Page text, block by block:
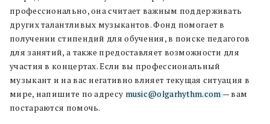
профессионально, она считает важным поддерживать
других талантливых музыкантов. Фонд помогает в
получении стипендий для обучения, в поиске педагогов
для занятий, а также предоставляет возможности для
участия в концертах. Если вы профессиональный
музыкант и на вас негативно влияет текущая ситуация в
мире, напишите по адресу music@olgarhythm.com— вам
постараются помочь.